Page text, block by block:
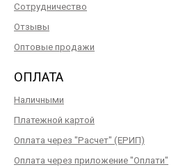
Сотрудничество
Отзывы
Оптовые продажи
ОПЛАТА
Наличными
Платежной картой
Оплата через "Расчет" (ЕРИП)
Оплата через приложение "Оплати"